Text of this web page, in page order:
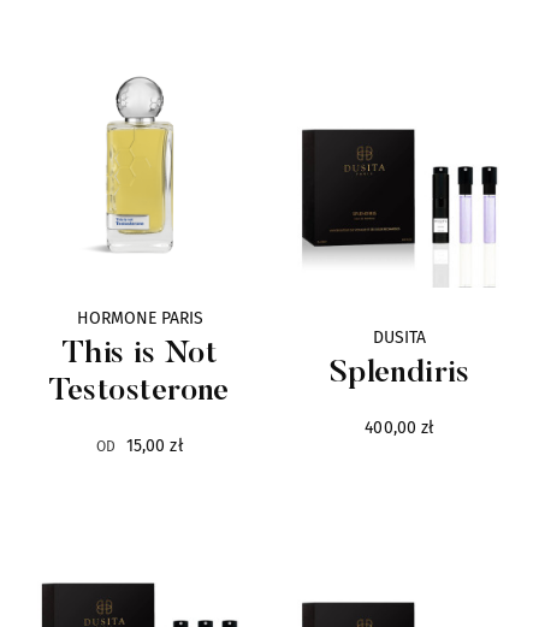
HORMONE PARIS
This is Not
Testosterone
OD 15,00 zł
DUSITA
Splendiris
400,00 zł